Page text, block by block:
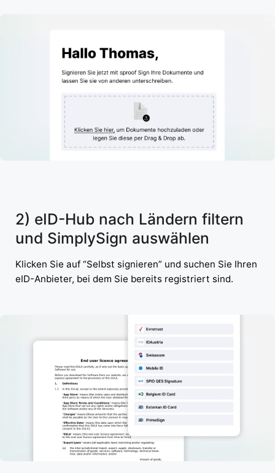
2) eID-Hub nach Ländern filtern
und SimplySign auswählen
Klicken Sie auf “Selbst signieren” und suchen Sie Ihren
eID-Anbieter, bei dem Sie bereits registriert sind.